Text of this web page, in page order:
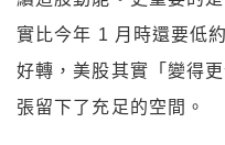
實比今年 1 月時還要低
好轉，美股其實「變得
張留下了充足的空間。